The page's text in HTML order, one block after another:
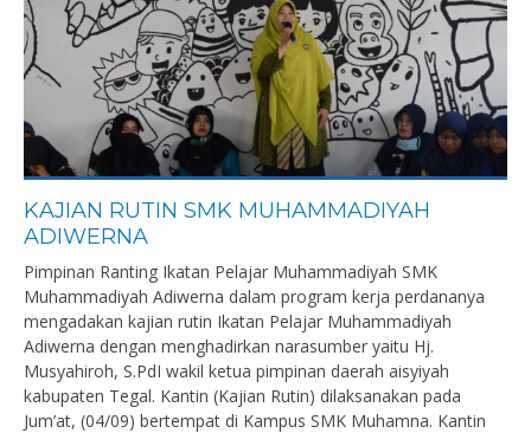
KAJIAN RUTIN SMK MUHAMMADIYAH
ADIWERNA
Pimpinan Ranting Ikatan Pelajar Muhammadiyah SMK
Muhammadiyah Adiwerna dalam program kerja perdananya
mengadakan kajian rutin Ikatan Pelajar Muhammadiyah
Adiwerna dengan menghadirkan narasumber yaitu Hj.
Musyahiroh, S.PdI wakil ketua pimpinan daerah aisyiyah
kabupaten Tegal. Kantin (Kajian Rutin) dilaksanakan pada
Jum’at, (04/09) bertempat di Kampus SMK Muhamna. Kantin